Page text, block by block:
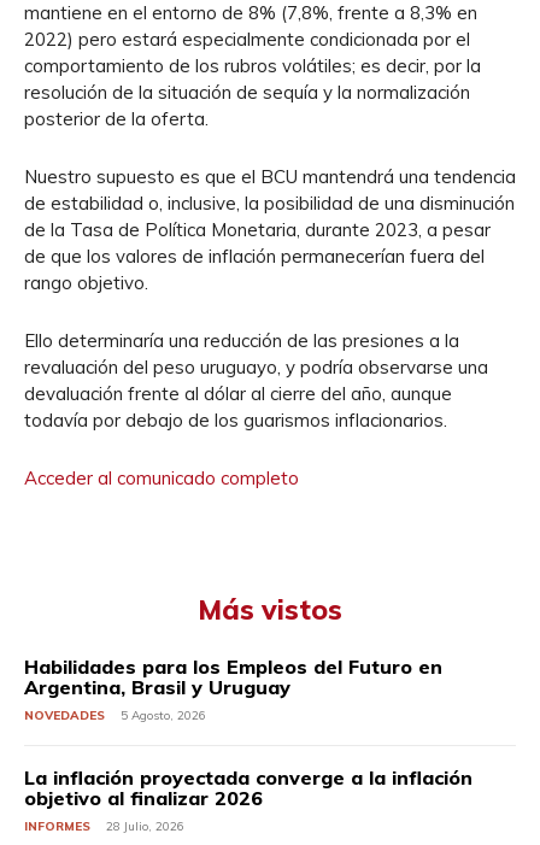
mantiene en el entorno de 8% (7,8%, frente a 8,3% en
2022) pero estará especialmente condicionada por el
comportamiento de los rubros volátiles; es decir, por la
resolución de la situación de sequía y la normalización
posterior de la oferta.
Nuestro supuesto es que el BCU mantendrá una tendencia
de estabilidad o, inclusive, la posibilidad de una disminución
de la Tasa de Política Monetaria, durante 2023, a pesar
de que los valores de inflación permanecerían fuera del
rango objetivo.
Ello determinaría una reducción de las presiones a la
revaluación del peso uruguayo, y podría observarse una
devaluación frente al dólar al cierre del año, aunque
todavía por debajo de los guarismos inflacionarios.
Acceder al comunicado completo
Más vistos
Habilidades para los Empleos del Futuro en
Argentina, Brasil y Uruguay
NOVEDADES 5 Agosto, 2026
La inflación proyectada converge a la inflación
objetivo al finalizar 2026
INFORMES 28 Julio, 2026